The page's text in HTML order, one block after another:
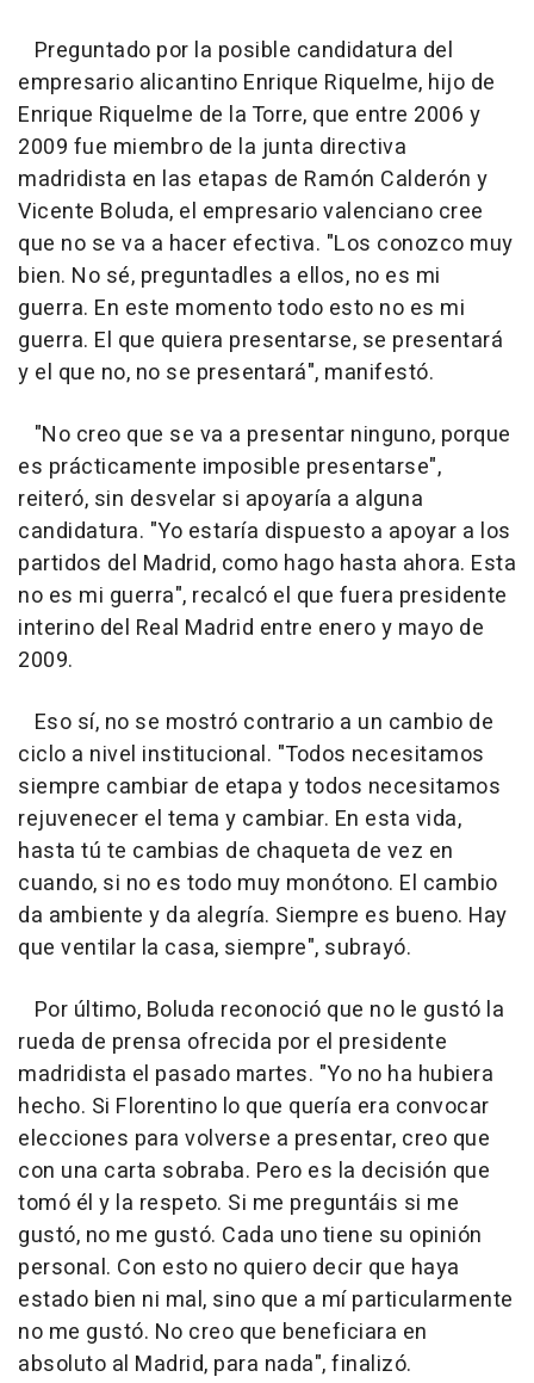
Preguntado por la posible candidatura del
empresario alicantino Enrique Riquelme, hijo de
Enrique Riquelme de la Torre, que entre 2006 y
2009 fue miembro de la junta directiva
madridista en las etapas de Ramón Calderón y
Vicente Boluda, el empresario valenciano cree
que no se va a hacer efectiva. "Los conozco muy
bien. No sé, preguntadles a ellos, no es mi
guerra. En este momento todo esto no es mi
guerra. El que quiera presentarse, se presentará
y el que no, no se presentará", manifestó.
"No creo que se va a presentar ninguno, porque
es prácticamente imposible presentarse",
reiteró, sin desvelar si apoyaría a alguna
candidatura. "Yo estaría dispuesto a apoyar a los
partidos del Madrid, como hago hasta ahora. Esta
no es mi guerra", recalcó el que fuera presidente
interino del Real Madrid entre enero y mayo de
2009.
Eso sí, no se mostró contrario a un cambio de
ciclo a nivel institucional. "Todos necesitamos
siempre cambiar de etapa y todos necesitamos
rejuvenecer el tema y cambiar. En esta vida,
hasta tú te cambias de chaqueta de vez en
cuando, si no es todo muy monótono. El cambio
da ambiente y da alegría. Siempre es bueno. Hay
que ventilar la casa, siempre", subrayó.
Por último, Boluda reconoció que no le gustó la
rueda de prensa ofrecida por el presidente
madridista el pasado martes. "Yo no ha hubiera
hecho. Si Florentino lo que quería era convocar
elecciones para volverse a presentar, creo que
con una carta sobraba. Pero es la decisión que
tomó él y la respeto. Si me preguntáis si me
gustó, no me gustó. Cada uno tiene su opinión
personal. Con esto no quiero decir que haya
estado bien ni mal, sino que a mí particularmente
no me gustó. No creo que beneficiara en
absoluto al Madrid, para nada", finalizó.